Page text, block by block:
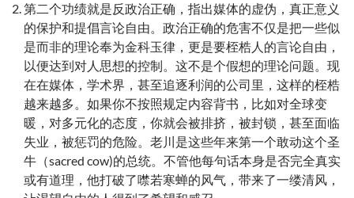
第二个功绩就是反政治正确，指出媒体的虚伪，真正意义
的保护和提倡言论自由。政治正确的危害不仅是把一些似
是而非的理论奉为金科玉律，更是要桎梏人的言论自由，
以便达到对人思想的控制。这不是个假想的理论问题。现
在在媒体，学术界，甚至追逐利润的公司里，这样的桎梏
越来越多。如果你不按照规定内容背书，比如对全球变
暖，对多元化的态度，你就会被排挤，被封锁，甚至面临
失业，被惩罚的危险。老川是这些年来第一个敢动这个圣
牛（sacred cow)的总统。不管他每句话本身是否完全真实
或有道理，他打破了噤若寒蝉的风气，带来了一缕清风，